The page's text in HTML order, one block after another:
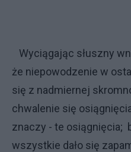
Wyciągając słuszny
że niepowodzenie w
się z nadmiernej
chwalenie się
znaczy - te osiągnięcia;
wszystkie dało się